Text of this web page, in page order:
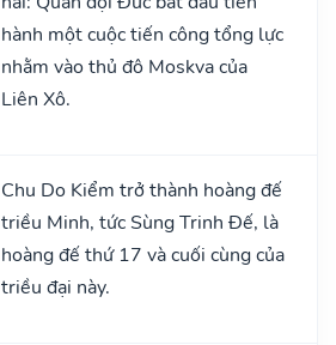
hành một cuộc tiến công tổng lực
nhằm vào thủ đô Moskva của
Liên Xô.
Chu Do Kiểm trở thành hoàng đế
triều Minh, tức Sùng Trinh Đế, là
hoàng đế thứ 17 và cuối cùng của
triều đại này.